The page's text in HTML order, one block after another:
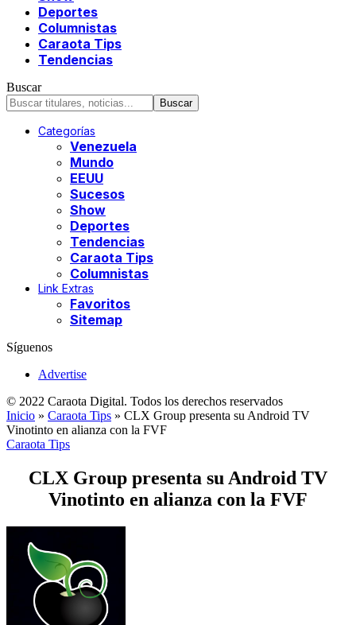
Deportes
Columnistas
Caraota Tips
Tendencias
Buscar
Categorías
Venezuela
Mundo
EEUU
Sucesos
Show
Deportes
Tendencias
Caraota Tips
Columnistas
Link Extras
Favoritos
Sitemap
Síguenos
Advertise
© 2022 Caraota Digital. Todos los derechos reservados
Inicio » Caraota Tips » CLX Group presenta su Android TV
Vinotinto en alianza con la FVF
Caraota Tips
CLX Group presenta su Android TV
Vinotinto en alianza con la FVF